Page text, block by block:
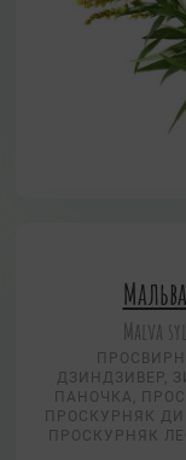
Malva
ДЗИНДЗИВЕР,
ПАНОЧКА,
ПРОСКУРНЯК
ПРОСКУРНЯК